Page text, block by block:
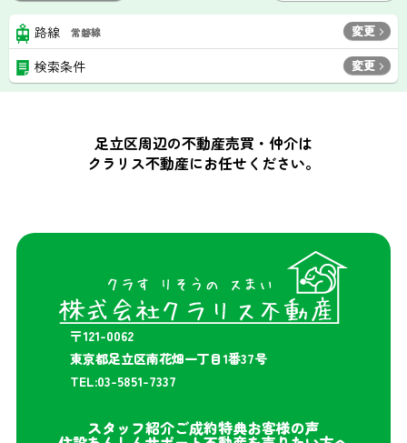
路線 常磐線 変更
検索条件 変更
足立区周辺の不動産売買・仲介は
クラリス不動産にお任せください。
〒121-0062
東京都足立区南花畑一丁目1番37号
TEL:03-5851-7337
スタッフ紹介ご成約特典お客様の声